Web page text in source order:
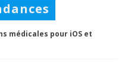
médicales pour iOS et